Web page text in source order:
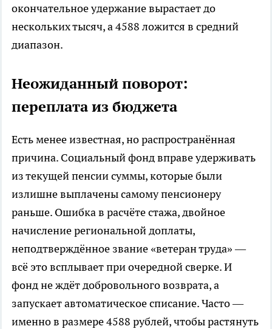
окончательное удержание вырастает до
нескольких тысяч, а 4588 ложится в средний
диапазон.
Неожиданный поворот:
переплата из бюджета
Есть менее известная, но распространённая
причина. Социальный фонд вправе удерживать
из текущей пенсии суммы, которые были
излишне выплачены самому пенсионеру
раньше. Ошибка в расчёте стажа, двойное
начисление региональной доплаты,
неподтверждённое звание «ветеран труда» —
всё это всплывает при очередной сверке. И
фонд не ждёт добровольного возврата, а
запускает автоматическое списание. Часто —
именно в размере 4588 рублей, чтобы растянуть